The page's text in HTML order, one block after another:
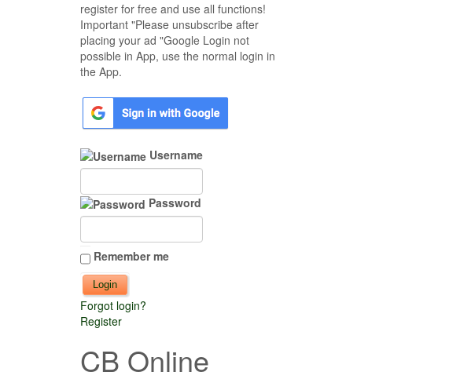
register for free and use all functions!
Important "Please unsubscribe after
placing your ad "Google Login not
possible in App, use the normal login in
the App.
Username
Password
Remember me
Forgot login?
Register
CB Online